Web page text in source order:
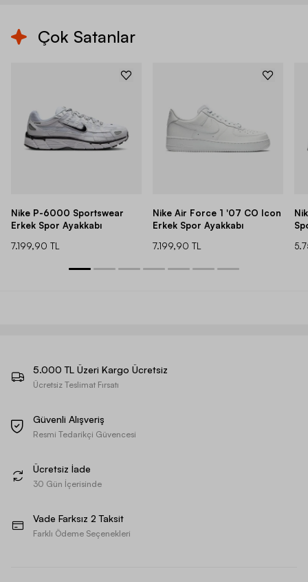
Çok Satanlar
Nike P-6000 Sportswear
Erkek Spor Ayakkabı
7.199,90 TL
Nike Air Force 1 '07 CO Icon
Erkek Spor Ayakkabı
7.199,90 TL
5.000 TL Üzeri Kargo Ücretsiz
Ücretsiz Teslimat Fırsatı
Güvenli Alışveriş
Resmi Tedarikçi Güvencesi
Ücretsiz İade
30 Gün İçerisinde
Vade Farksız 2 Taksit
Farklı Ödeme Seçenekleri